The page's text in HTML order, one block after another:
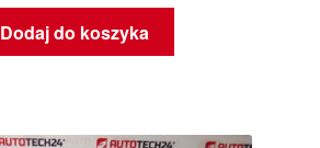
Dodaj do koszyka